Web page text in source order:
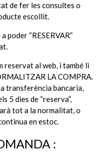
de fer les consultes o
escollit.
poder “RESERVAR”
reservat al web, i també li
LA COMPRA.
transferència bancaria,
5 dies de “reserva”,
tot a la normalitat, o
en estoc.
: